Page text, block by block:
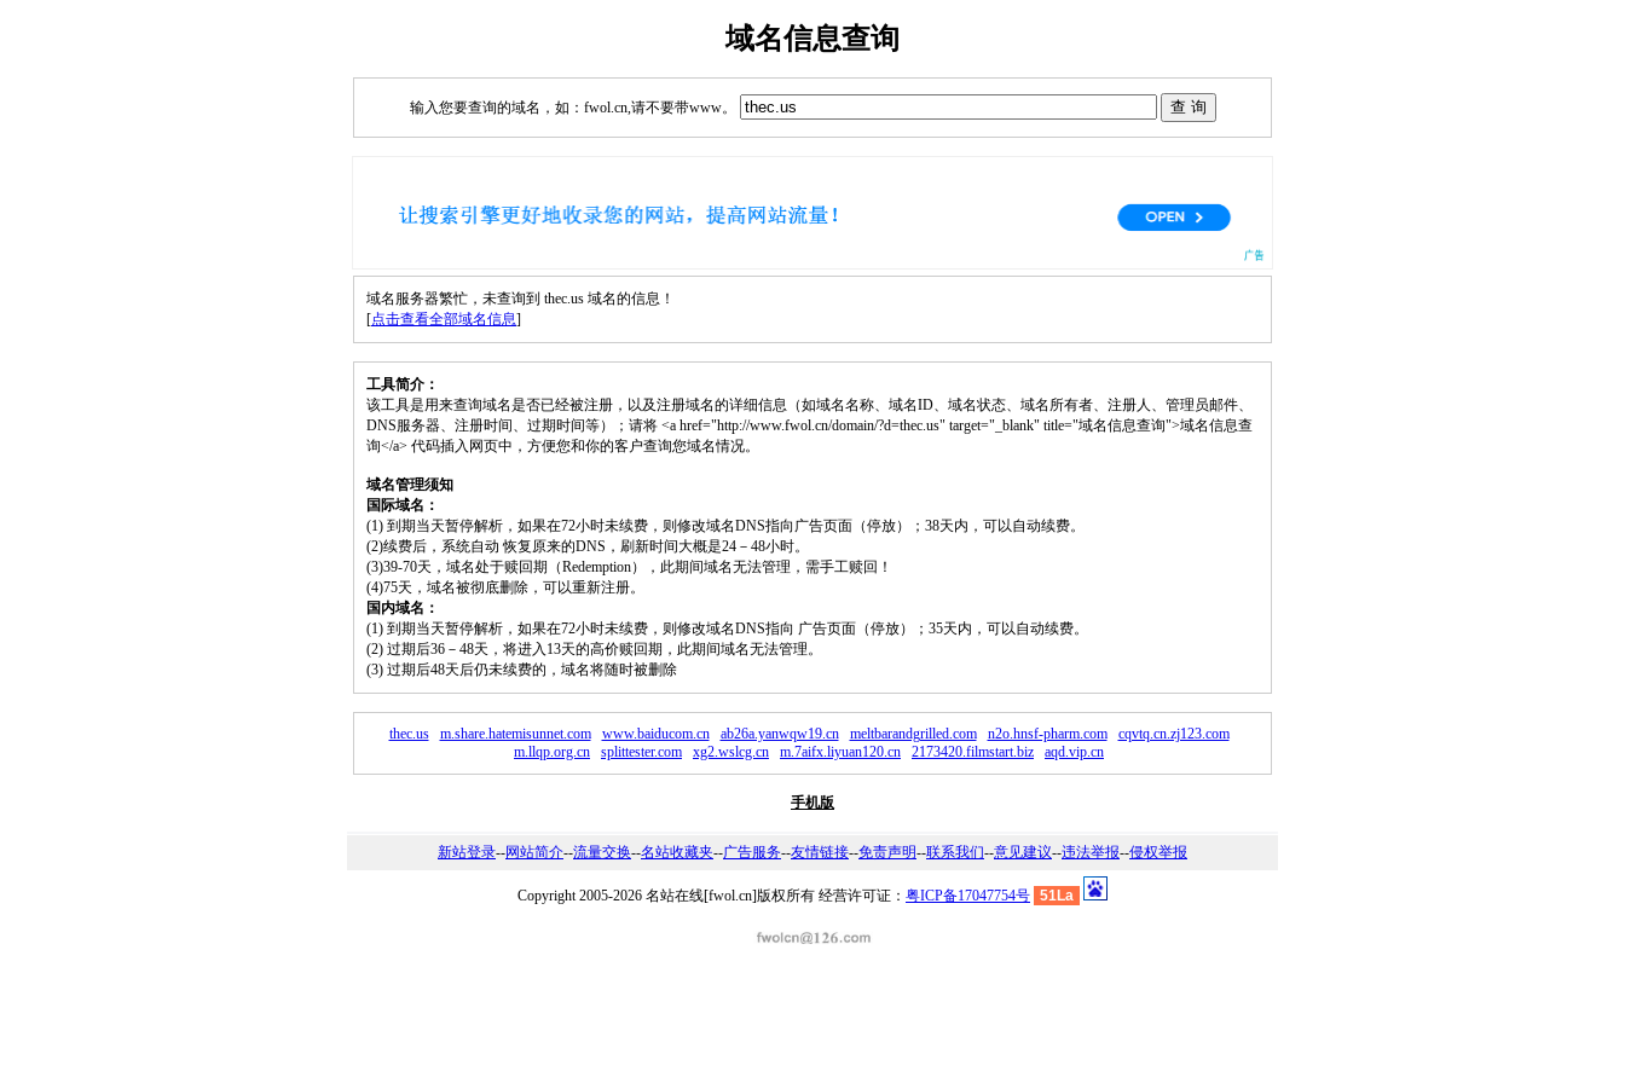
域名信息查询
输入您要查询的域名，如：fwol.cn,请不要带www。
域名服务器繁忙，未查询到 thec.us 域名的信息！
[点击查看全部域名信息]
工具简介：
该工具是用来查询域名是否已经被注册，以及注册域名的详细信息（如域名名称、域名ID、域名状态、域名所有者、注册人、管理员邮件、
DNS服务器、注册时间、过期时间等）；请将 <a href="http://www.fwol.cn/domain/?d=thec.us" target="_blank" title="域名信息查询">域名信息查
询</a> 代码插入网页中，方便您和你的客户查询您域名情况。
域名管理须知
国际域名：
(1) 到期当天暂停解析，如果在72小时未续费，则修改域名DNS指向广告页面（停放）；38天内，可以自动续费。
(2)续费后，系统自动 恢复原来的DNS，刷新时间大概是24－48小时。
(3)39-70天，域名处于赎回期（Redemption），此期间域名无法管理，需手工赎回！
(4)75天，域名被彻底删除，可以重新注册。
国内域名：
(1) 到期当天暂停解析，如果在72小时未续费，则修改域名DNS指向 广告页面（停放）；35天内，可以自动续费。
(2) 过期后36－48天，将进入13天的高价赎回期，此期间域名无法管理。
(3) 过期后48天后仍未续费的，域名将随时被删除
thec.us m.share.hatemisunnet.com www.baiducom.cn ab26a.yanwqw19.cn meltbarandgrilled.com n2o.hnsf-pharm.com
cqvtq.cn.zj123.com
m.llqp.org.cn
splittester.com xg2.wslcg.cn m.7aifx.liyuan120.cn 2173420.filmstart.biz aqd.vip.cn
手机版
新站登录--网站简介--流量交换--名站收藏夹--广告服务--友情链接--免责声明--联系我们--意见建议--违法举报--侵权举报
Copyright 2005-2026 名站在线[fwol.cn]版权所有 经营许可证： 粤ICP备17047754号 51La